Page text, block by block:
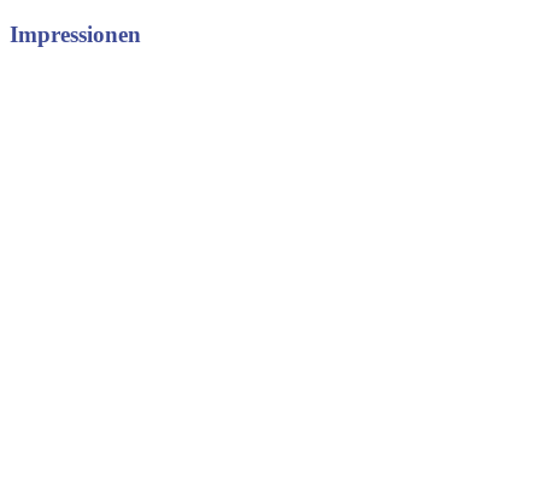
Impressionen